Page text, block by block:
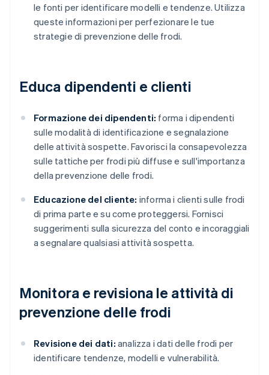
le fonti per identificare modelli e tendenze. Utilizza
queste informazioni per perfezionare le tue
strategie di prevenzione delle frodi.
Educa dipendenti e clienti
Formazione dei dipendenti: forma i dipendenti
sulle modalità di identificazione e segnalazione
delle attività sospette. Favorisci la consapevolezza
sulle tattiche per frodi più diffuse e sull'importanza
della prevenzione delle frodi.
Educazione del cliente: informa i clienti sulle frodi
di prima parte e su come proteggersi. Fornisci
suggerimenti sulla sicurezza del conto e incoraggiali
a segnalare qualsiasi attività sospetta.
Monitora e revisiona le attività di
prevenzione delle frodi
Revisione dei dati: analizza i dati delle frodi per
identificare tendenze, modelli e vulnerabilità.